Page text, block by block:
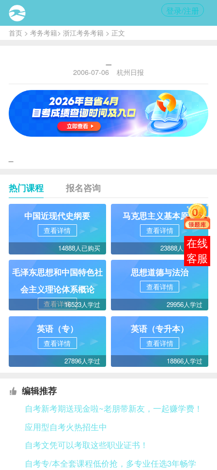
登录/注册
首页> 考务考籍> 浙江考务考籍 > 正文
2006-07-06 杭州日报
热门课程 报名咨询
中国近现代史纲要
查看详情
14888人已购买
马克思主义基本原理
查看详情
23888人已购买
毛泽东思想和中国特色社
会主义理论体系概论
查看详情16523人学过
思想道德与法治
查看详情
29956人学过
英语（专）
查看详情
27896人学过
英语（专升本）
查看详情
18866人学过
编辑推荐
自考新考期送现金啦~老朋带新友，一起赚学费！
应用型自考火热招生中
自考文凭可以考取这些职业证书！
自考专/本全套课程低价抢，多专业任选3年畅学
报考
咨询